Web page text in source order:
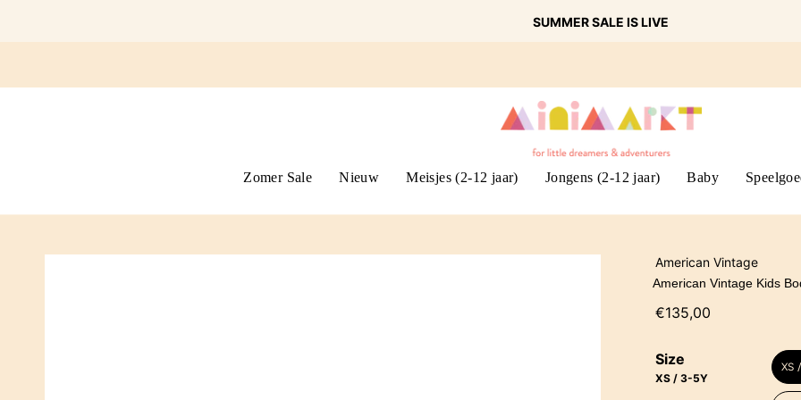
SUMMER SALE IS LIVE
Zomer Sale Nieuw Meisjes (2-12 jaar) Jongens (2-12 jaar) Baby
American Vintage
American Vintage Kids
€135,00
Size
XS / 3-5Y
XS